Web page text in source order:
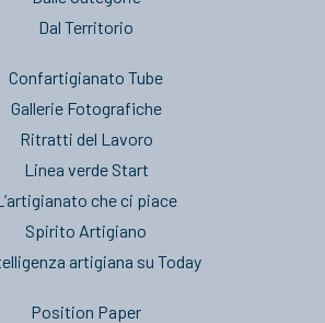
Dal Territorio
Confartigianato Tube
Gallerie Fotografiche
Ritratti del Lavoro
Linea verde Start
che ci piace
Spirito Artigiano
artigiana su Today
Position Paper